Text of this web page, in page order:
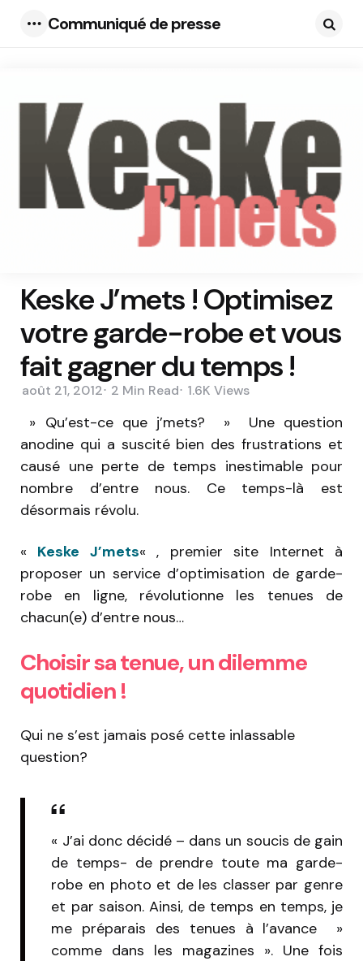
Communiqué de presse
Keske J’mets ! Optimisez
votre garde-robe et vous
fait gagner du temps !
août 21, 2012 2 Min Read 1.6K Views
» Qu’est-ce que j’mets? » Une question
anodine qui a suscité bien des frustrations et
causé une perte de temps inestimable pour
nombre d’entre nous. Ce temps-là est
désormais révolu.
« Keske J’mets« , premier site Internet à
proposer un service d’optimisation de garde-
robe en ligne, révolutionne les tenues de
chacun(e) d’entre nous…
Choisir sa tenue, un dilemme
quotidien !
Qui ne s’est jamais posé cette inlassable
question?
« J’ai donc décidé – dans un soucis de gain
de temps- de prendre toute ma garde-
robe en photo et de les classer par genre
et par saison. Ainsi, de temps en temps, je
me préparais des tenues à l’avance »
comme dans les magazines ». Une fois